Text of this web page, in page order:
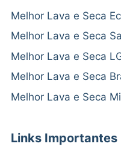
Melhor Lava e Seca
Melhor Lava e Seca
Melhor Lava e Seca
Melhor Lava e Seca
Melhor Lava e Seca
Links Importantes